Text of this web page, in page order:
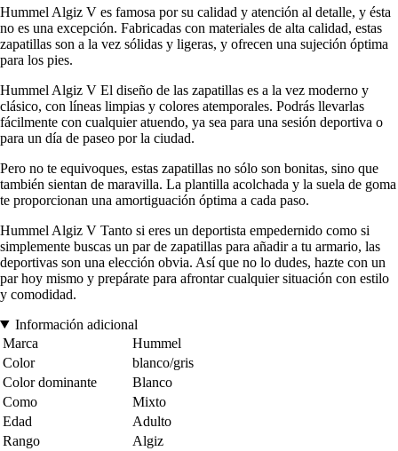
Hummel Algiz V es famosa por su calidad y atención al detalle, y ésta
no es una excepción. Fabricadas con materiales de alta calidad, estas
zapatillas son a la vez sólidas y ligeras, y ofrecen una sujeción óptima
para los pies.
Hummel Algiz V El diseño de las zapatillas es a la vez moderno y
clásico, con líneas limpias y colores atemporales. Podrás llevarlas
fácilmente con cualquier atuendo, ya sea para una sesión deportiva o
para un día de paseo por la ciudad.
Pero no te equivoques, estas zapatillas no sólo son bonitas, sino que
también sientan de maravilla. La plantilla acolchada y la suela de goma
te proporcionan una amortiguación óptima a cada paso.
Hummel Algiz V Tanto si eres un deportista empedernido como si
simplemente buscas un par de zapatillas para añadir a tu armario, las
deportivas son una elección obvia. Así que no lo dudes, hazte con un
par hoy mismo y prepárate para afrontar cualquier situación con estilo
y comodidad.
Información adicional
Marca
Hummel
Color
blanco/gris
Color dominante
Blanco
Como
Mixto
Edad
Adulto
Rango
Algiz